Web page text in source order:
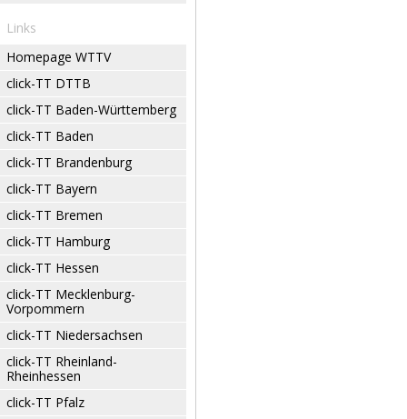
Links
Homepage WTTV
click-TT DTTB
click-TT Baden-Württemberg
click-TT Baden
click-TT Brandenburg
click-TT Bayern
click-TT Bremen
click-TT Hamburg
click-TT Hessen
click-TT Mecklenburg-
Vorpommern
click-TT Niedersachsen
click-TT Rheinland-
Rheinhessen
click-TT Pfalz